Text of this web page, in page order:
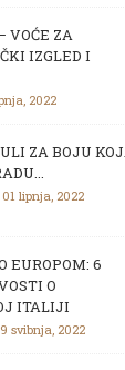
VOĆE ZA
IZGLED I
2022
ZA BOJU
01 lipnja, 2022
EUROPOM: 6
O
ITALIJI
svibnja, 2022